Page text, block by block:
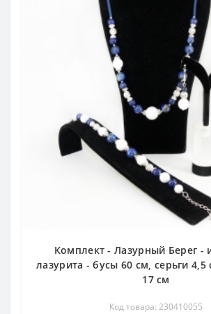
Комплект - Лазурный Берег -
лазурита - бусы 60 см, серьги 4,5
17 см
Код товара: 230410055